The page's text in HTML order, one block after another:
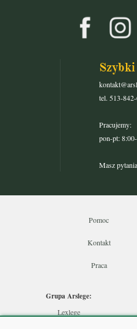
tel. 513-
Pracujemy:
pon-pt:
Masz pytania
Pomoc
Kontakt
Praca
Grupa Arslege:
Lexlege